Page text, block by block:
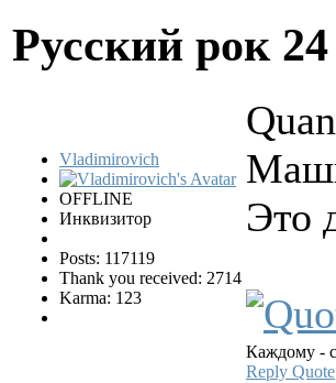
Русский рок
Vladimirovich
OFFLINE
Инквизитор
Posts: 117119
Thank you received: 2714
Karma: 123
Это
Каждому -
Reply Quote